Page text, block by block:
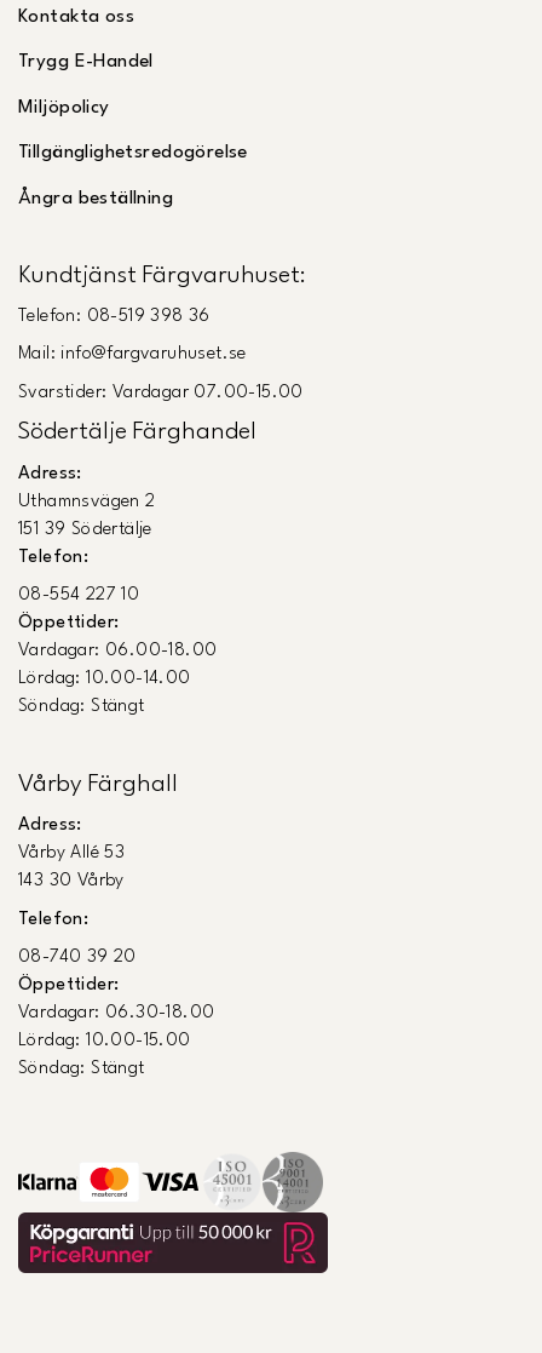
Kontakta oss
Trygg E-Handel
Miljöpolicy
Tillgänglighetsredogörelse
Ångra beställning
Kundtjänst Färgvaruhuset:
Telefon: 08-519 398 36
Mail: info@fargvaruhuset.se
Svarstider: Vardagar 07.00-15.00
Södertälje Färghandel
Adress:
Uthamnsvägen 2
151 39 Södertälje
Telefon:
08-554 227 10
Öppettider:
Vardagar: 06.00-18.00
Lördag: 10.00-14.00
Söndag: Stängt
Vårby Färghall
Adress:
Vårby Allé 53
143 30 Vårby
Telefon:
08-740 39 20
Öppettider:
Vardagar: 06.30-18.00
Lördag: 10.00-15.00
Söndag: Stängt